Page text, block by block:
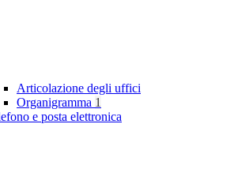
Articolazione degli uffici
Organigramma 1
e posta elettronica